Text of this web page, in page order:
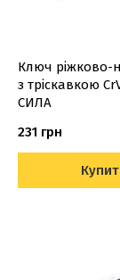
Ключ ріжково-
з тріскавкою
СИЛА
231 грн